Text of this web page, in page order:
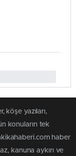
köşe yazıları,
konuların tek
haber
kanuna aykırı ve